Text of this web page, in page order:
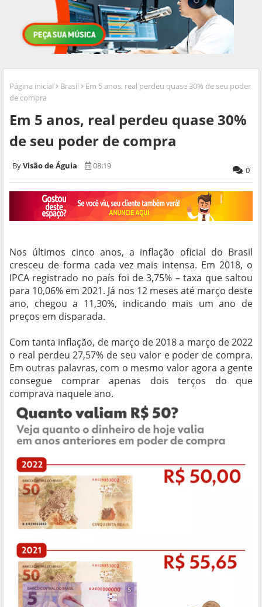
Página inicial Brasil
Em 5 anos, real perdeu quase 30% de seu poder
de compra
Em 5 anos, real perdeu quase 30%
de seu poder de compra
Visão de Águia 08:19 0
Nos últimos cinco anos, a inflação oficial do Brasil
cresceu de forma cada vez mais intensa. Em 2018, o
IPCA registrado no país foi de 3,75% – taxa que saltou
para 10,06% em 2021. Já nos 12 meses até março deste
ano, chegou a 11,30%, indicando mais um ano de
preços em disparada.
Com tanta inflação, de março de 2018 a março de 2022
o real perdeu 27,57% de seu valor e poder de compra.
Em outras palavras, com o mesmo valor agora a gente
consegue comprar apenas dois terços do que
comprava naquele ano.